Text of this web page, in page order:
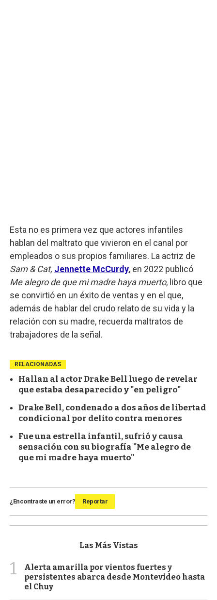
Esta no es primera vez que actores infantiles
hablan del maltrato que vivieron en el canal por
empleados o sus propios familiares. La actriz de
Sam & Cat, Jennette McCurdy, en 2022 publicó
Me alegro de que mi madre haya muerto, libro que
se convirtió en un éxito de ventas y en el que,
además de hablar del crudo relato de su vida y la
relación con su madre, recuerda maltratos de
trabajadores de la señal.
RELACIONADAS
Hallan al actor Drake Bell luego de revelar
que estaba desaparecido y "en peligro"
Drake Bell, condenado a dos años de libertad
condicional por delito contra menores
Fue una estrella infantil, sufrió y causa
sensación con su biografía "Me alegro de
que mi madre haya muerto"
¿Encontraste un error? Reportar
Las Más Vistas
1
Alerta amarilla por vientos fuertes y
persistentes abarca desde Montevideo hasta
el Chuy